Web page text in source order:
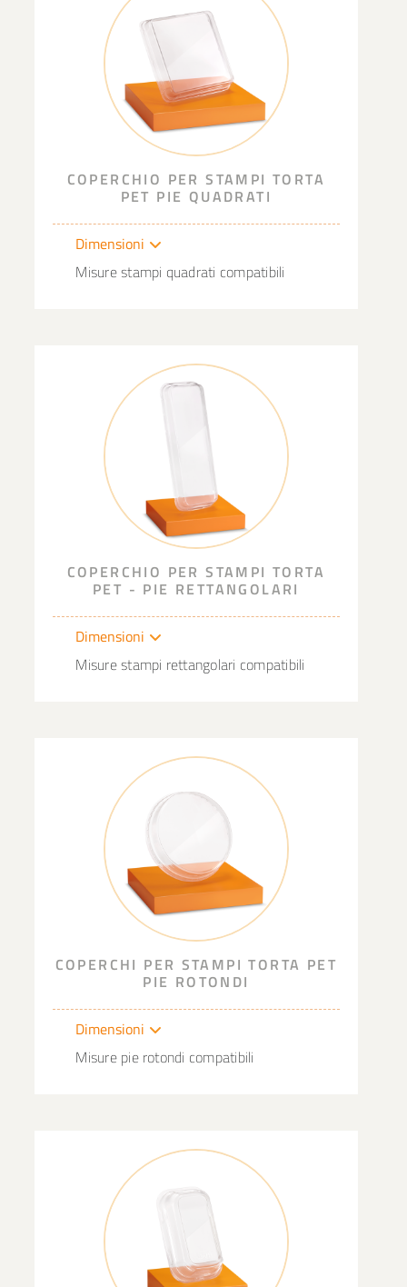
COPERCHIO PER STAMPI TORTA
PET PIE QUADRATI
Dimensioni
Misure stampi quadrati compatibili
COPERCHIO PER STAMPI TORTA
PET - PIE RETTANGOLARI
Dimensioni
Misure stampi rettangolari compatibili
COPERCHI PER STAMPI TORTA PET
PIE ROTONDI
Dimensioni
Misure pie rotondi compatibili